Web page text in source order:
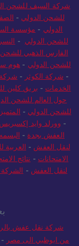
شركة السيف للشحن
للشحن الدولي -
الدولي - مؤسسة
للشحن الدولي -
الفارس الذهبي للشحن
للشحن الدولي - هوم
- شركة الكوثر -
الخدمات - بريق كلين
حول العالم للشحن
للشحن الدولي -
- وورلد وايد
العفش بجدة -
لنقل العفش - العربية
الامتحانات - نتائج
لنقل العفش -
شركة نقل عفش
من ابوظبي الى مصر -